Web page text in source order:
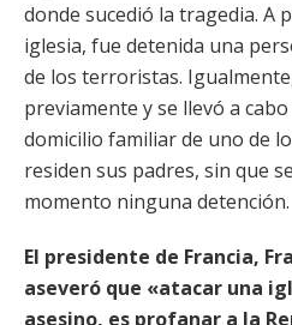
donde sucedió la tragedia. A
iglesia, fue detenida una
de los terroristas.
previamente y se llevó a
domicilio familiar de uno de
residen sus padres, sin que
momento ninguna detención.
El presidente de Francia,
aseveró que «atacar una
asesino, es profanar a la